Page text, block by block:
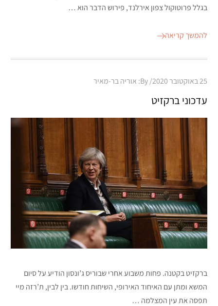
בגלל פרוטוקול צפון אירלנד, פירוש הדבר הוא …
להמשך קריאה
Posted
25 באוקטובר 2020 By: אוריה בר-מאיר
עדכוני ברקזיט
ברקזיט בקטנה. פחות משבוע אחרי שבוריס ג’ונסון הודיע על סיום
המשא ומתן עם האיחוד האירופי, השיחות חודשו. בין לבין, ת’רזה מיי
תפסה את עין המצלמה …